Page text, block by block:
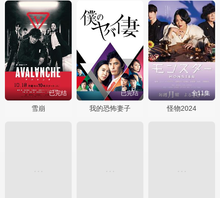
已完结
雪崩
已完结
我的恐怖妻子
全11集
怪物2024